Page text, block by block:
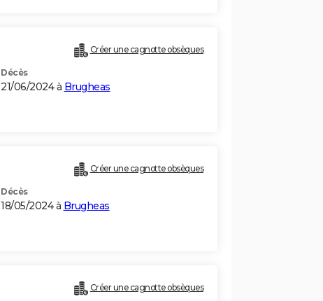
Créer une cagnotte obsèques
Décès
21/06/2024 à Brugheas
Créer une cagnotte obsèques
Décès
18/05/2024 à Brugheas
Créer une cagnotte obsèques